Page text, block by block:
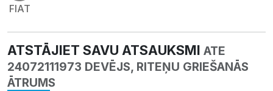
FIAT
ATSTĀJIET SAVU ATSAUKSMI ATE
24072111973 DEVĒJS, RITEŅU GRIEŠANĀS
ĀTRUMS